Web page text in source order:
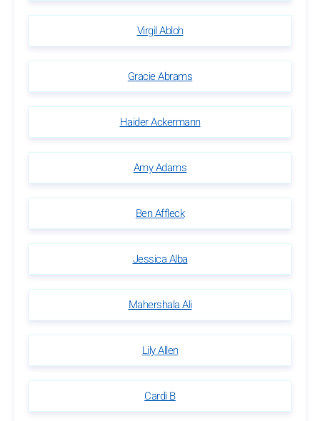
Virgil Abloh
Gracie Abrams
Haider Ackermann
Amy Adams
Ben Affleck
Jessica Alba
Mahershala Ali
Lily Allen
Cardi B